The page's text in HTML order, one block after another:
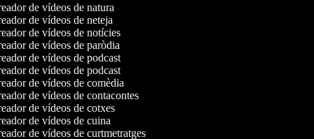
de vídeos de natura
de vídeos de neteja
de vídeos de notícies
de vídeos de paròdia
de vídeos de podcast
de vídeos de podcast
de vídeos de comèdia
de vídeos de contacontes
de vídeos de cotxes
de vídeos de cuina
de vídeos de curtmetratges